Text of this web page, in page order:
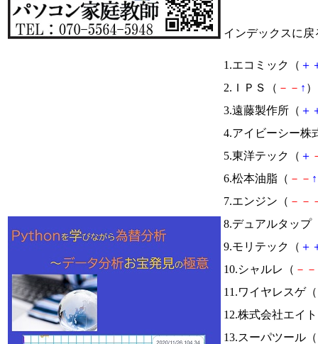
インデックスに戻
1.エコミック（ ＋
2.ＩＰＳ（ － － ↑
3.遠藤製作所（ ＋
4.アイビーシー株
5.東洋テック（ ＋
6.松本油脂（ － － ↑
7.エンジン（ － －
8.デュアルタップ
9.モリテック（ ＋
10.シャルレ（ － －
11.ワイヤレスゲ（
12.株式会社エイ
13.スーパツール（